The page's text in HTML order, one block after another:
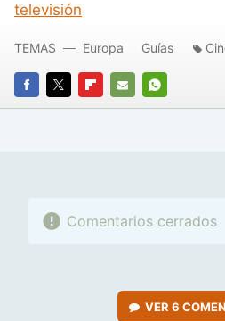
televisión
FACEBOOK
TWITTERFLIPBOARD
E-
WHATSAPP
TEMAS Europa Guías
Comentarios cerrados
VER 6